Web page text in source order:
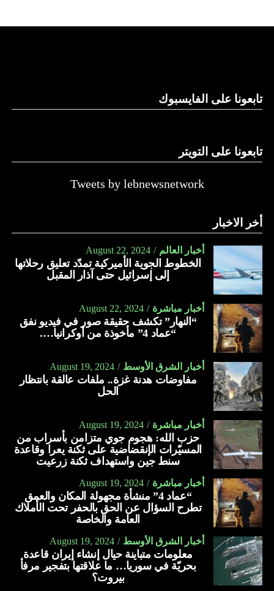
النهار
تابعونا على الفايسبوك
تابعونا على التويتر
Tweets by lebnewsnetwork
أخر الاخبار
أخبار العالم August 22, 2024
الخطوط الجوية الأميركية تمدّد تعليق رحلاتها
إلى إسرائيل حتى آذار المقبل
أخبار مباشرة August 22, 2024
“النهار” تكشف حقيقة صور في فيديو نفق
“عماد 4” مأخوذة من أوكرانيا….
أخبار الشرق الأوسط August 19, 2024
مفاوضات هدنة غزة.. ملفات عالقة بانتظار
الحل
أخبار مباشرة August 19, 2024
حزب الله: هجوم جوي متزامن بأسراب من
المسيّرات الإنقضاضية على ثكنة يعرا وقاعدة
سنط جين واستهداف ثكنة زرعيت
أخبار مباشرة August 19, 2024
“عماد 4” منشأة مجهولة المكان والعمق
تطرح السؤال عن الحق بالحفر تحت الأملاك
العامة والخاصة
أخبار الشرق الأوسط August 19, 2024
معلومات متباينة حيال إنشاء إيران قاعدة
بحريّة في سوريا… ما علاقتها بتفجير مرفأ
بيروت؟